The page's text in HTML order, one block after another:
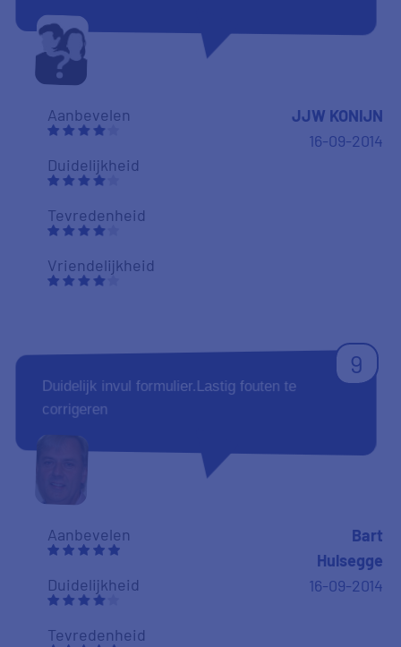
Aanbevelen
Duidelijkheid
Tevredenheid
Vriendelijkheid
JJW KONIJN
16-09-2014
9
Duidelijk invul formulier.Lastig fouten te
corrigeren
Aanbevelen
Duidelijkheid
Tevredenheid
Bart
Hulsegge
16-09-2014